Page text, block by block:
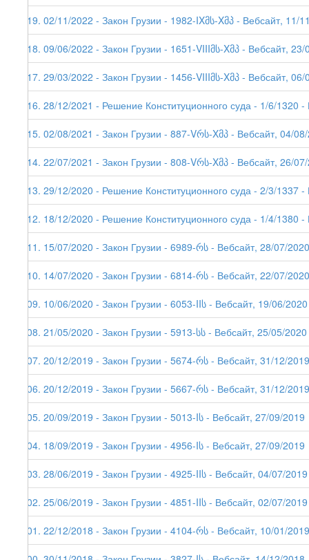
119. 02/11/2022 - Закон Грузии - 1982-IXმს-Xმპ - Вебсайт, 11/
118. 09/06/2022 - Закон Грузии - 1651-VIIIმს-Xმპ - Вебсайт,
117. 29/03/2022 - Закон Грузии - 1456-VIIIმს-Xმპ - Вебсайт,
116. 28/12/2021 - Решение Конституционного суда - 1/6/1320
115. 02/08/2021 - Закон Грузии - 887-Vრს-Xმპ - Вебсайт, 04/
114. 22/07/2021 - Закон Грузии - 808-Vრს-Xმპ - Вебсайт, 26/
113. 29/12/2020 - Решение Конституционного суда - 2/3/1337
112. 18/12/2020 - Решение Конституционного суда - 1/4/1380
111. 15/07/2020 - Закон Грузии - 6989-რს - Вебсайт, 28/07/2020
110. 14/07/2020 - Закон Грузии - 6814-რს - Вебсайт, 22/07/2020
109. 10/06/2020 - Закон Грузии - 6053-IIს - Вебсайт, 19/06/
108. 21/05/2020 - Закон Грузии - 5913-სს - Вебсайт, 25/05/2020
107. 20/12/2019 - Закон Грузии - 5674-რს - Вебсайт, 31/12/2019
106. 20/12/2019 - Закон Грузии - 5667-რს - Вебсайт, 31/12/2019
105. 20/09/2019 - Закон Грузии - 5013-Iს - Вебсайт, 27/09/2019
104. 18/09/2019 - Закон Грузии - 4956-Iს - Вебсайт, 27/09/2019
103. 28/06/2019 - Закон Грузии - 4925-IIს - Вебсайт, 04/07/2019
102. 25/06/2019 - Закон Грузии - 4851-IIს - Вебсайт, 02/07/2019
101. 22/12/2018 - Закон Грузии - 4104-რს - Вебсайт, 10/01/